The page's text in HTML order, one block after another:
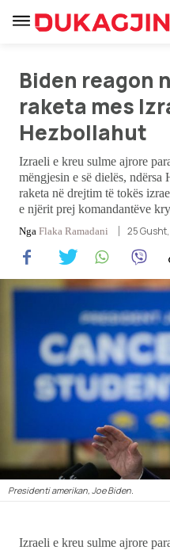
Lajme
Sport
Pikëpamje
Showbiz
Ekonomi
Udhëtime
Biden reagon
raketa mes
Hezbollahut
Izraeli e kreu sulme ajrore
mëngjesin e së dielës,
raketa në drejtim të tokës
e njërit prej komandantëve
Nga Flaka Ramadani 25
Presidenti amerikan, Joe Biden.
Izraeli e kreu sulme ajrore